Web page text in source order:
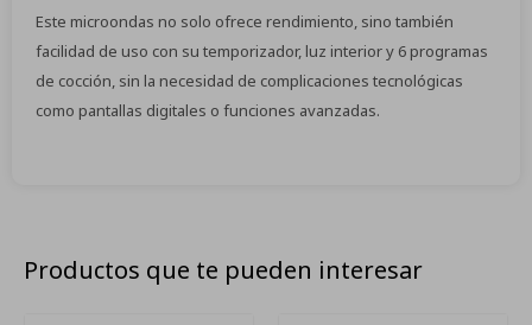
Este microondas no solo ofrece rendimiento, sino también
facilidad de uso con su temporizador, luz interior y 6 programas
de cocción, sin la necesidad de complicaciones tecnológicas
como pantallas digitales o funciones avanzadas.
Productos que te pueden interesar